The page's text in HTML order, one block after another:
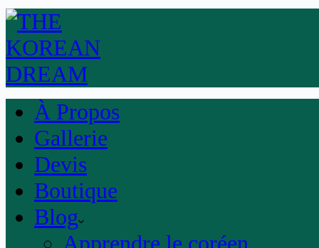
À Propos
Gallerie
Devis
Boutique
Blog